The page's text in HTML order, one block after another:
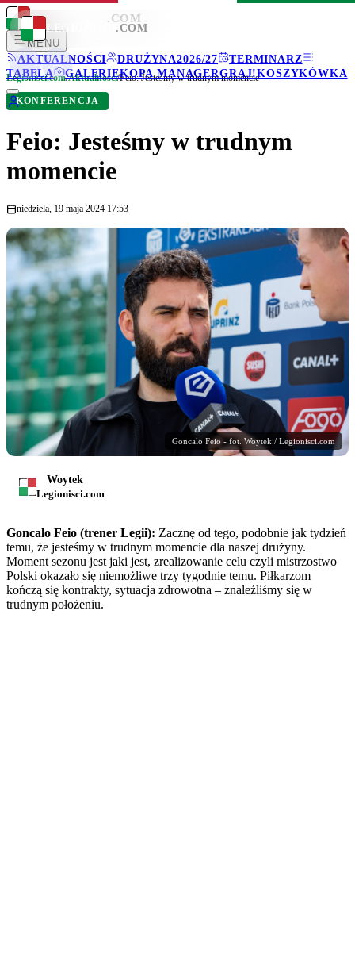
LEGIONISCI .COM
MENU
AKTUALNOŚCI
DRUŻYNA2026/27
TERMINARZ
TABELA
GALERIEKOPA MANAGERGRAJ!KOSZYKÓWKA
LEGIONISCI .COM
Legionisci.com/Aktualności/Feio: Jesteśmy w trudnym momencie
KONFERENCJA
Feio: Jesteśmy w trudnym
momencie
niedziela, 19 maja 2024 17:53
Goncalo Feio - fot. Woytek / Legionisci.com
Woytek
Legionisci.com
Goncalo Feio (trener Legii): Zacznę od tego, podobnie jak tydzień
temu, że jesteśmy w trudnym momencie dla naszej drużyny.
Moment sezonu jest jaki jest, zrealizowanie celu czyli mistrzostwo
Polski okazało się niemożliwe trzy tygodnie temu. Piłkarzom
kończą się kontrakty, sytuacja zdrowotna – znaleźliśmy się w
trudnym położeniu.